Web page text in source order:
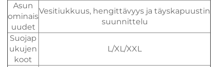
Asun
ominais
uudet
Vesitiukkuus, hengittävyys ja täyskapuustin
suunnittelu
Suojap
ukujen
koot
L/XL/XXL